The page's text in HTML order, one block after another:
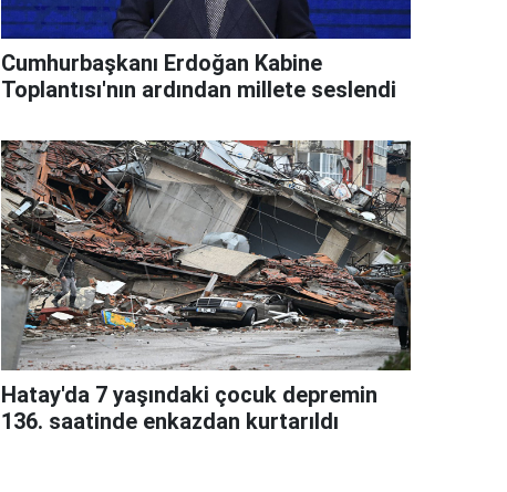
Cumhurbaşkanı Erdoğan Kabine
Toplantısı'nın ardından millete seslendi
Hatay'da 7 yaşındaki çocuk depremin
136. saatinde enkazdan kurtarıldı